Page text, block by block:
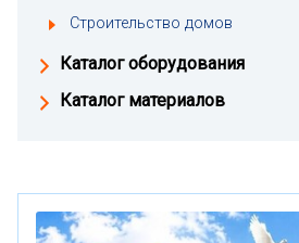
Строительство домов
Каталог оборудования
Каталог материалов